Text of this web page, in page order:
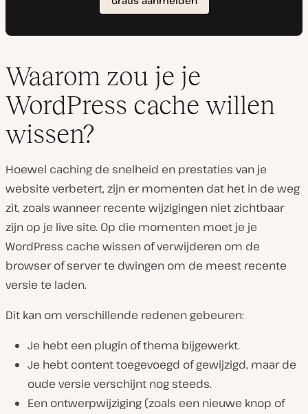
Waarom zou je je
WordPress cache willen
wissen?
Hoewel caching de snelheid en prestaties van je
website verbetert, zijn er momenten dat het in de weg
zit, zoals wanneer recente wijzigingen niet zichtbaar
zijn op je live site. Op die momenten moet je je
WordPress cache wissen of verwijderen om de
browser of server te dwingen om de meest recente
versie te laden.
Dit kan om verschillende redenen gebeuren:
Je hebt een plugin of thema bijgewerkt.
Je hebt content toegevoegd of gewijzigd, maar de
oude versie verschijnt nog steeds.
Een ontwerpwijziging (zoals een nieuwe knop of